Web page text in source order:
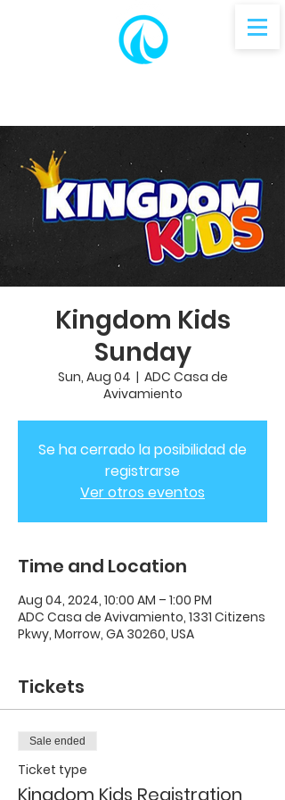
Kingdom Kids
Sunday
Sun, Aug 04
  |
ADC Casa de
Avivamiento
Se ha cerrado la posibilidad de
registrarse
Ver otros eventos
Time and Location
Aug 04, 2024, 10:00 AM – 1:00 PM
ADC Casa de Avivamiento, 1331 Citizens
Pkwy, Morrow, GA 30260, USA
Tickets
Sale ended
Ticket type
Kingdom Kids Registration